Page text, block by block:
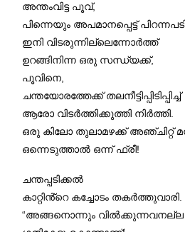
അന്തംവിട്ട പൂവ്,
പിന്നെയും അപമാനപ്പെട്ട്
ഇനി വിടരുന്നില്ലെന്നോർത്ത്
ഉറങ്ങിനിന്ന ഒരു സന്ധ്യക്ക്,
പൂവിനെ,
ചന്തയോരത്തേക്ക് തലനീട്ടിപ്പിടിപ്പിച്ച്
ആരോ വിടർത്തിക്കുത്തി നിർത്തി.
ഒരു കിലോ തുലാമഴക്ക് അഞ്ചിറ്റ്
ഒന്നെടുത്താൽ ഒന്ന് ഫ്രീ!
ചന്തപ്പടിക്കൽ
കാറ്റിൻ്റെ കച്ചോടം തകർത്തുവാരി.
“അങ്ങനൊന്നും വിൽക്കുന്നവനല്ല